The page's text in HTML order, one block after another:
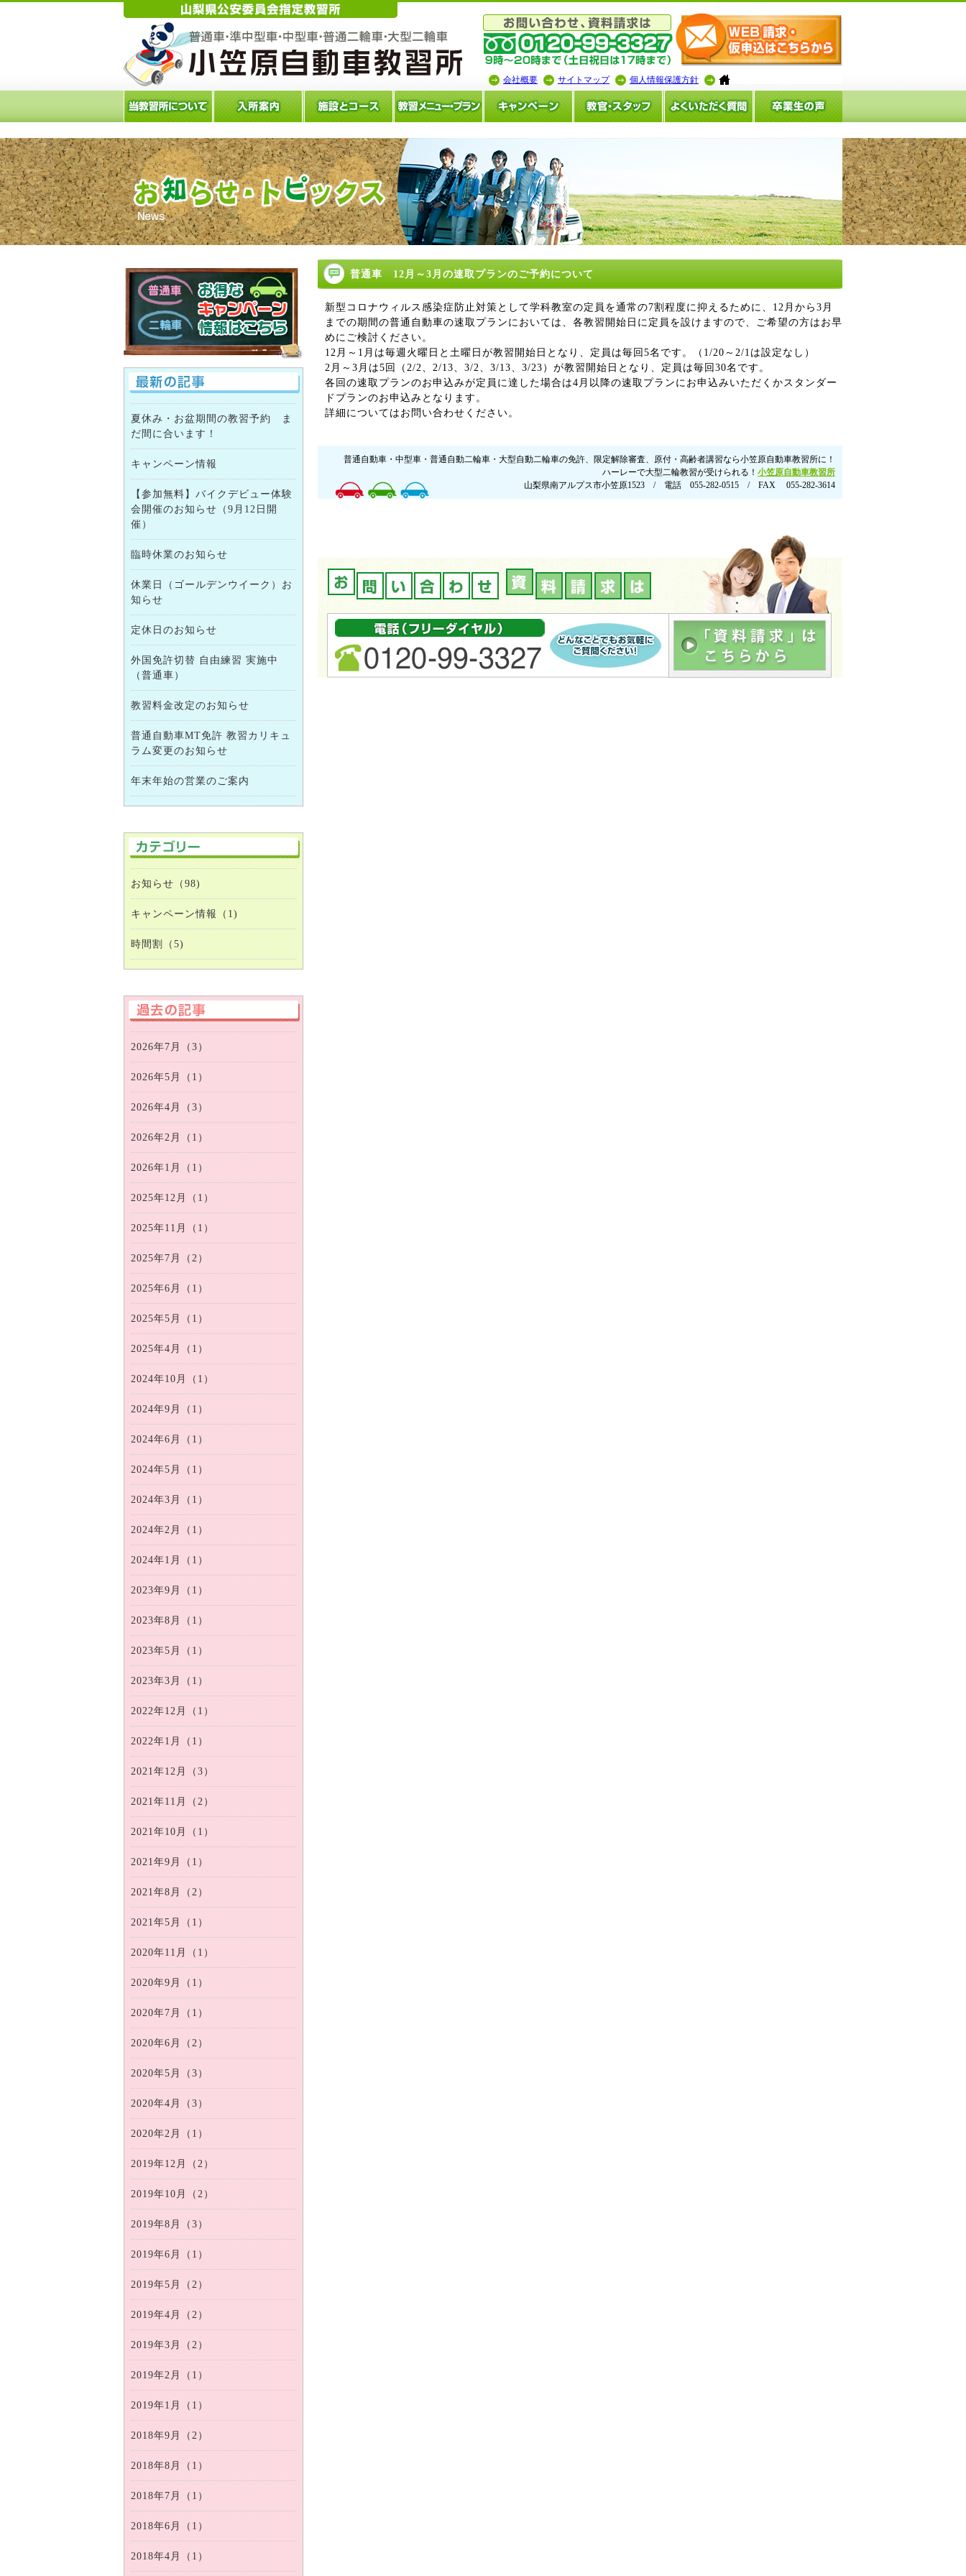
会社概要 サイトマップ 個人情報保護方針
夏休み・お盆期間の教習予約 ま
だ間に合います！
キャンペーン情報
【参加無料】バイクデビュー体験
会開催のお知らせ（9月12日開
催）
臨時休業のお知らせ
休業日（ゴールデンウイーク）お
知らせ
定休日のお知らせ
外国免許切替 自由練習 実施中
（普通車）
教習料金改定のお知らせ
普通自動車MT免許 教習カリキュ
ラム変更のお知らせ
年末年始の営業のご案内
お知らせ（98)
キャンペーン情報（1)
時間割（5)
2026年7月（3）
2026年5月（1）
2026年4月（3）
2026年2月（1）
2026年1月（1）
2025年12月（1）
2025年11月（1）
2025年7月（2）
2025年6月（1）
2025年5月（1）
2025年4月（1）
2024年10月（1）
2024年9月（1）
2024年6月（1）
2024年5月（1）
2024年3月（1）
2024年2月（1）
2024年1月（1）
2023年9月（1）
2023年8月（1）
2023年5月（1）
2023年3月（1）
2022年12月（1）
2022年1月（1）
2021年12月（3）
2021年11月（2）
2021年10月（1）
2021年9月（1）
2021年8月（2）
2021年5月（1）
2020年11月（1）
2020年9月（1）
2020年7月（1）
2020年6月（2）
2020年5月（3）
2020年4月（3）
2020年2月（1）
2019年12月（2）
2019年10月（2）
2019年8月（3）
2019年6月（1）
2019年5月（2）
2019年4月（2）
2019年3月（2）
2019年2月（1）
2019年1月（1）
2018年9月（2）
2018年8月（1）
2018年7月（1）
2018年6月（1）
2018年4月（1）
普通車 12月～3月の速取プランのご予約について
新型コロナウィルス感染症防止対策として学科教室の定員を通常の7割程度に抑えるために、12月から3月
までの期間の普通自動車の速取プランにおいては、各教習開始日に定員を設けますので、ご希望の方はお早
めにご検討ください。
12月～1月は毎週火曜日と土曜日が教習開始日となり、定員は毎回5名です。（1/20～2/1は設定なし）
2月～3月は5回（2/2、2/13、3/2、3/13、3/23）が教習開始日となり、定員は毎回30名です。
各回の速取プランのお申込みが定員に達した場合は4月以降の速取プランにお申込みいただくかスタンダー
ドプランのお申込みとなります。
詳細についてはお問い合わせください。
普通自動車・中型車・普通自動二輪車・大型自動二輪車の免許、限定解除審査、原付・高齢者講習なら小笠原自動車教習所に！
ハーレーで大型二輪教習が受けられる！ 小笠原自動車教習所
山梨県南アルプス市小笠原1523 / 電話 055-282-0515 / FAX 055-282-3614